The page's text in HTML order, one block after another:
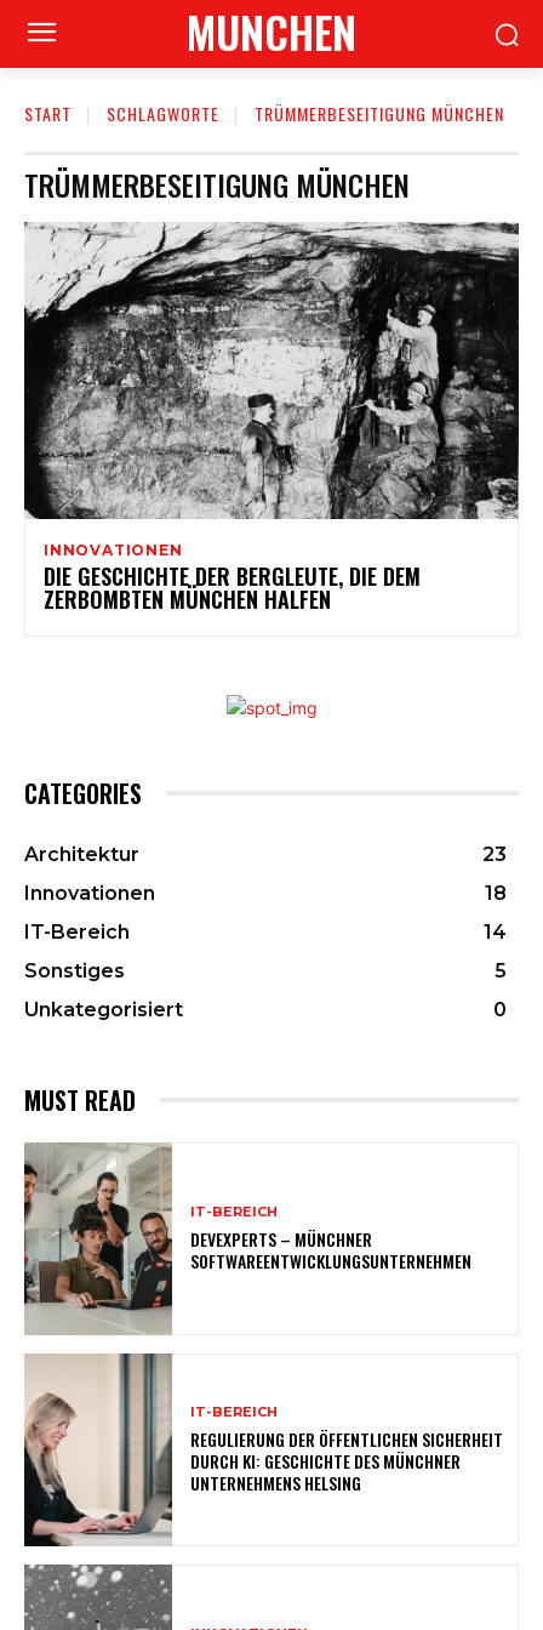
MUNCHEN
START SCHLAGWORTE TRÜMMERBESEITIGUNG MÜNCHEN
TRÜMMERBESEITIGUNG MÜNCHEN
INNOVATIONEN
DIE GESCHICHTE DER BERGLEUTE, DIE DEM
ZERBOMBTEN MÜNCHEN HALFEN
CATEGORIES
Architektur
23
Innovationen
18
IT-Bereich
14
Sonstiges
5
Unkategorisiert
0
MUST READ
IT-BEREICH
DEVEXPERTS – MÜNCHNER
SOFTWAREENTWICKLUNGSUNTERNEHMEN
IT-BEREICH
REGULIERUNG DER ÖFFENTLICHEN SICHERHEIT
DURCH KI: GESCHICHTE DES MÜNCHNER
UNTERNEHMENS HELSING